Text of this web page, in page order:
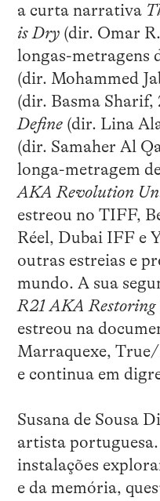
a curta narrativa
is Dry(dir. Omar
longas-metragens
(dir. Mohammed
(dir. Basma Sharif,
Define(dir. Lina
(dir. Samaher Al
longa-metragem
AKA Revolution
estreou no TIFF,
Réel, Dubai IFF e
outras estreias e
mundo. A sua
R21 AKA
estreou na
Marraquexe, True/
e continua em
Susana de Sousa
artista portuguesa.
instalações
e da memória,